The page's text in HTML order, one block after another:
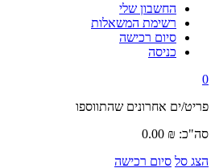
החשבון שלי
רשימת המשאלות
סיום רכישה
כניסה
0
פריט/ים אחרונים שהתווספו
סה"כ:
0.00 ₪
הצג סל סיום רכישה